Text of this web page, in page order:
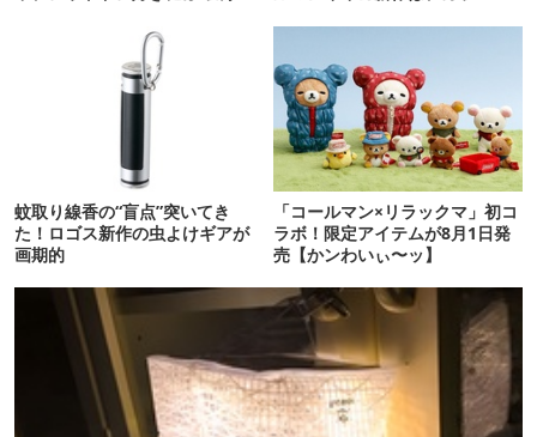
蚊取り線香の“盲点”突いてき
た！ロゴス新作の虫よけギアが
画期的
「コールマン×リラックマ」初コ
ラボ！限定アイテムが8月1日発
売【かンわいぃ〜ッ】